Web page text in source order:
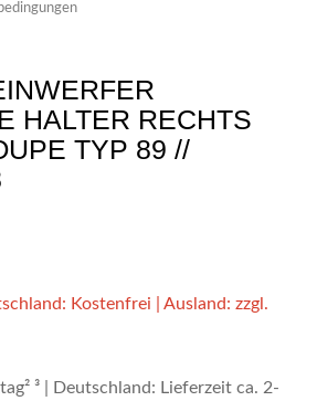
HALTER RECHTS
TYP 89 //
Kostenfrei | Ausland: zzgl.
³ | Deutschland: Lieferzeit ca. 2-